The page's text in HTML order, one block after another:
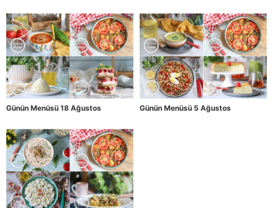
Günün Menüsü 18 Ağustos Günün Menüsü 5 Ağustos